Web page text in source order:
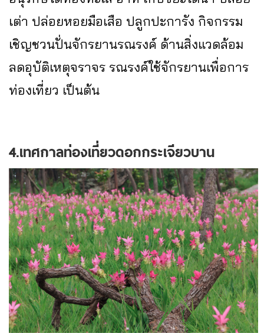
เต่า ปล่อยหอยมือเสือ ปลูกปะการัง กิจกรรม
เชิญชวนปั่นจักรยานรณรงค์ ด้านสิ่งแวดล้อม
ลดอุบัติเหตุจราจร รณรงค์ใช้จักรยานเพื่อการ
ท่องเที่ยว เป็นต้น
4.เทศกาลท่องเที่ยวดอกกระเจียวบาน